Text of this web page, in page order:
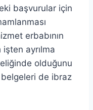
başvurular için
erbabının
ayrılma
olduğunu
de ibraz